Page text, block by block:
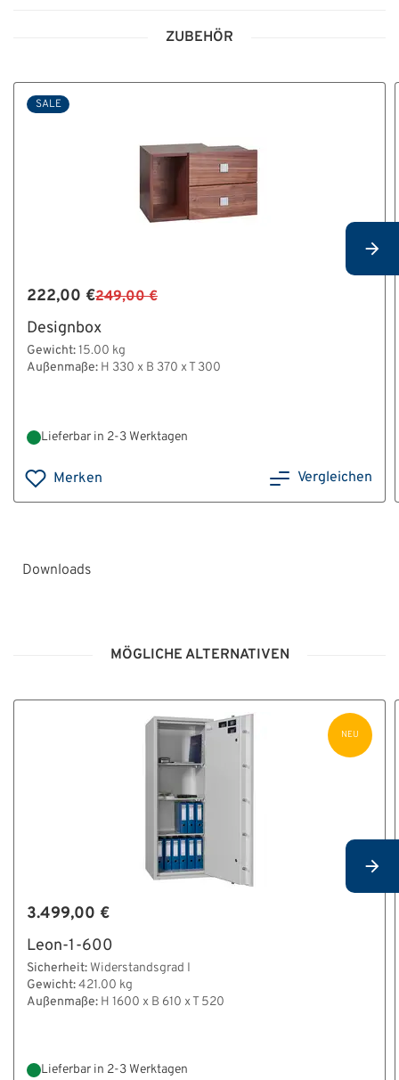
ZUBEHÖR
SALE
222,00 €249,00 €
Designbox
Gewicht:15.00 kg
Außenmaße: H 330 x B 370 x T 300
Lieferbar in 2-3 Werktagen
Merken Vergleichen
Downloads
BA_K_E_60012.pdf
MÖGLICHE ALTERNATIVEN
NEU
3.499,00 €
Leon-1-600
Sicherheit: Widerstandsgrad I
Gewicht:421.00 kg
Außenmaße: H 1600 x B 610 x T 520
Lieferbar in 2-3 Werktagen